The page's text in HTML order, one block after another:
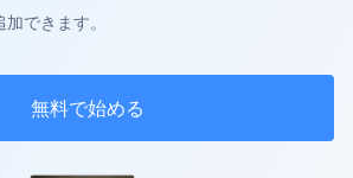
できます。
無料で始める